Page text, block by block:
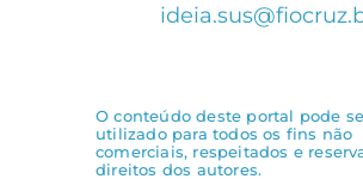
O conteúdo deste portal pode
utilizado para todos os fins não
comerciais, respeitados e
direitos dos autores.